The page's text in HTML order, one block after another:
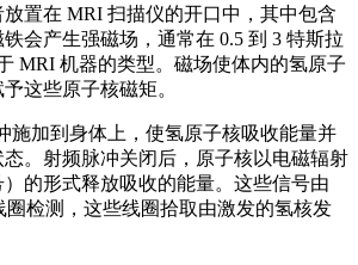
置在 MRI 扫描仪的开口中，其中包含
会产生强磁场，通常在 0.5 到 3 特斯拉
MRI 机器的类型。磁场使体内的氢原子
这些原子核磁矩。
施加到身体上，使氢原子核吸收能量并
。射频脉冲关闭后，原子核以电磁辐射
）的形式释放吸收的能量。这些信号由
检测，这些线圈拾取由激发的氢核发